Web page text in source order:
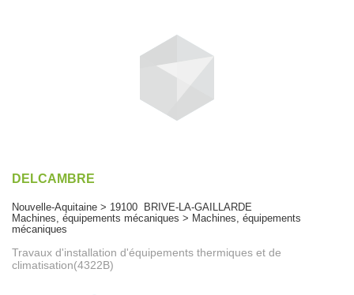
DELCAMBRE
Nouvelle-Aquitaine > 19100 BRIVE-LA-GAILLARDE
Machines, équipements mécaniques > Machines, équipements
mécaniques
Travaux d'installation d'équipements thermiques et de
climatisation(4322B)